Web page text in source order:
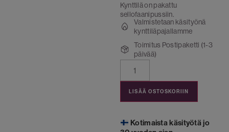
Kynttilä on pakattu
sellofaanipussiin.
Valmistetaan käsityönä
kynttiläpajallamme
Toimitus Postipaketti (1-3
päivää)
LISÄÄ OSTOSKORIIN
Kotimaista käsityötä jo